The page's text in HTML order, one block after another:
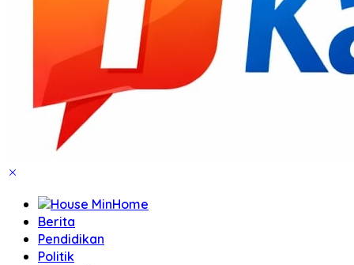
Home
Berita
Pendidikan
Politik